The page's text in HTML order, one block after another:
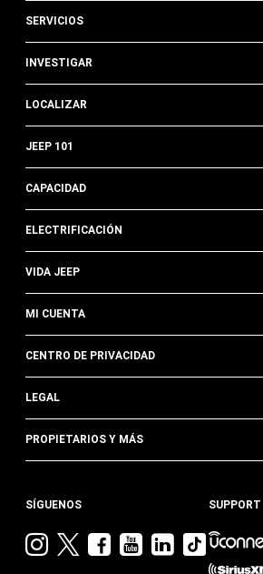
SERVICIOS
INVESTIGAR
LOCALIZAR
JEEP 101
CAPACIDAD
ELECTRIFICACIÓN
VIDA JEEP
MI CUENTA
CENTRO DE PRIVACIDAD
LEGAL
PROPIETARIOS Y MÁS
SÍGUENOS
VisitaVisitaVisitaVisitaVisita
Jeep
Visita
Jeep
SUPPORT